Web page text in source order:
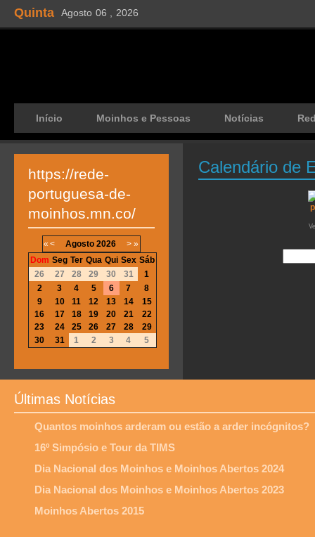
Quinta Agosto 06 , 2026
Início Moinhos e Pessoas Notícias
Calendário de
https://rede-
portuguesa-de-
moinhos.mn.co/
« < Agosto 2026 > »
Dom Seg Ter Qua Qui Sex Sáb
26
27 28 29 30 31
1
2
3 4 5 6 7
8
9
10 11 12 13 14
15
16
17 18 19 20 21
22
23
24 25 26 27 28
29
30
31 1 2 3 4 5
Últimas Notícias
Quantos moinhos arderam ou estão a arder incógnitos?
16º Simpósio e Tour da TIMS
Dia Nacional dos Moinhos e Moinhos Abertos 2024
Dia Nacional dos Moinhos e Moinhos Abertos 2023
Moinhos Abertos 2015